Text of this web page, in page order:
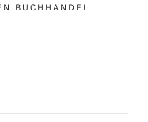
BUCHHANDEL